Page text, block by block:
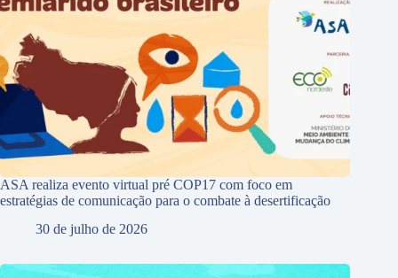
ASA realiza evento virtual pré COP17 com foco em
estratégias de comunicação para o combate à desertificação
30 de julho de 2026